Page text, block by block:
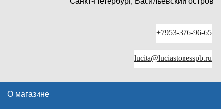
+7953-376-96-65
lucita@luciastonesspb.ru
О магазине